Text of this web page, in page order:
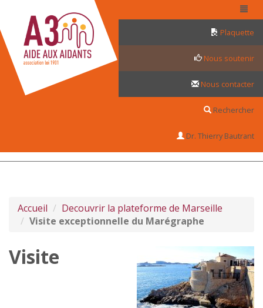
Plaquette
Nous soutenir
Nous contacter
Rechercher
Dr. Thierry Bautrant
Accueil
Decouvrir la plateforme de Marseille
Visite exceptionnelle du Marégraphe
Visite
Panneau de gestion des cookies